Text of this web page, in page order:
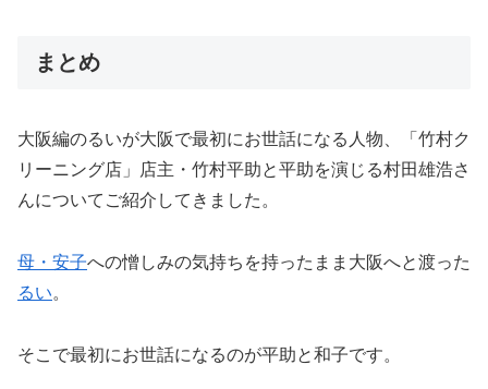
まとめ
大阪編のるいが大阪で最初にお世話になる人物、「竹村ク
リーニング店」店主・竹村平助と平助を演じる村田雄浩さ
んについてご紹介してきました。
母・安子への憎しみの気持ちを持ったまま大阪へと渡った
るい。
そこで最初にお世話になるのが平助と和子です。